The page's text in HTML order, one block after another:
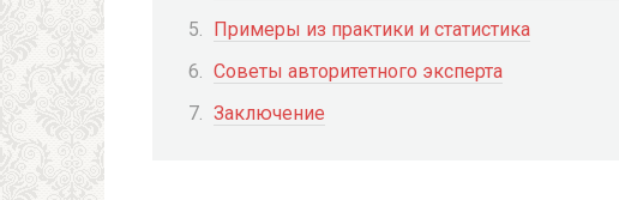
Примеры из практики и статистика
Советы авторитетного эксперта
Заключение